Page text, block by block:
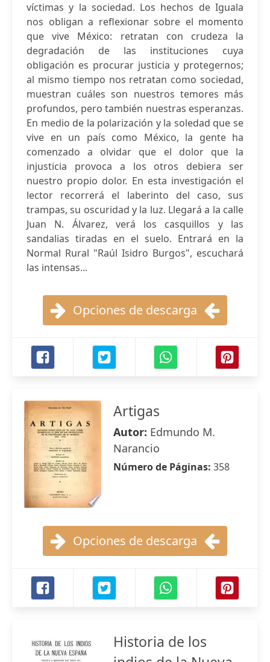
víctimas y la sociedad. Los hechos de Iguala
nos obligan a reflexionar sobre el momento
que vive México: retratan con crudeza la
degradación de las instituciones cuya
obligación es procurar justicia y protegernos;
al mismo tiempo nos retratan como sociedad,
muestran cuáles son nuestros temores más
profundos, pero también nuestras esperanzas.
En medio de la polarización y la soledad que se
vive en un país como México, la gente ha
comenzado a olvidar que el dolor que la
injusticia provoca a los otros debiera ser
nuestro propio dolor. En esta investigación el
lector recorrerá el laberinto del caso, sus
trampas, su oscuridad y la luz. Llegará a la calle
Juan N. Álvarez, verá los casquillos y las
sandalias tiradas en el suelo. Entrará en la
Normal Rural "Raúl Isidro Burgos", escuchará
las intensas...
Opciones de descarga
Artigas
Autor: Edmundo M.
Narancio
Número de Páginas: 358
Opciones de descarga
Historia de los